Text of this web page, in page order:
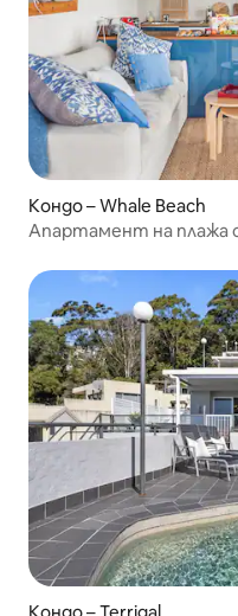
Кондо – Whale Beach
Апартамент на плажа